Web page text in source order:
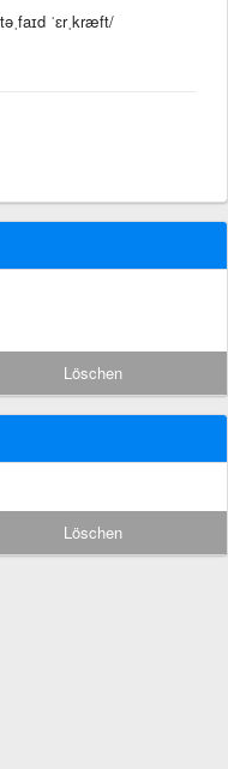
ˈɛrˌkræft/
Löschen
Löschen